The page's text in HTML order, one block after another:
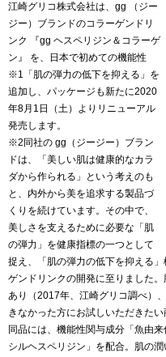
江崎グリコ株式会社は、gg （ジー
ジー）ブランドのコラーゲンドリ
ンク 『gg ヘスペリジン＆コラーゲ
ン』 を、日本で初めての機能性
※1「肌の弾力の低下を抑える」を
追加し、パッケージも新たに2020
年8月1日（土）よりリニューアル
発売します。
※2同社の gg（ジージー）ブラン
ドは、「美しい肌は健康的なカラ
ダから作られる」という考えのも
と、内外から美を追求する製品づ
くりを続けています。その中で、
美しさを支えるために必要な「肌
の弾力」を健康指標の一つとして
捉え、「肌の弾力の低下を抑える
ゲンドリンクの開発に至りました
あり（2017年、江崎グリコ調べ）
きなかった方にお試しいただきたい
同品には、機能性関与成分「魚由
シルヘスペリジン」を配合。肌の